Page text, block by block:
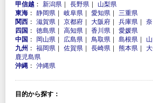
甲信越 ： 新潟県 ｜ 長野県 ｜ 山梨県
東海 ： 静岡県 ｜ 岐阜県 ｜ 愛知県 ｜ 三重県
関西 ： 滋賀県 ｜ 京都府 ｜ 大阪府 ｜ 兵庫県 ｜
四国 ： 徳島県 ｜ 高知県 ｜ 香川県 ｜ 愛媛県
中国 ： 岡山県 ｜ 広島県 ｜ 鳥取県 ｜ 島根県 ｜
九州 ： 福岡県 ｜ 佐賀県 ｜ 長崎県 ｜ 熊本県 ｜
鹿児島県
沖縄 ： 沖縄県
目的から探す：